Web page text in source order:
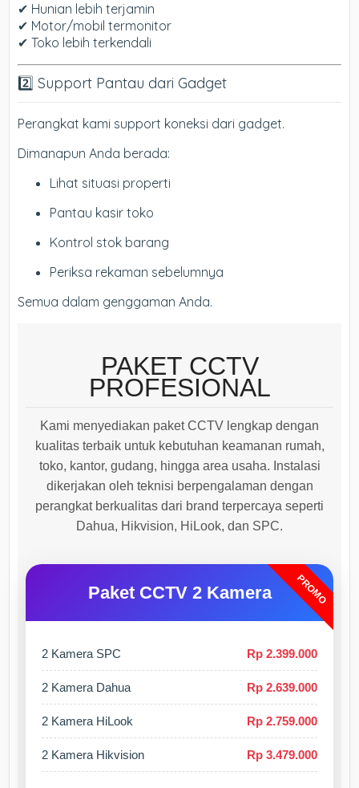
✔ Hunian lebih terjamin
✔ Motor/mobil termonitor
✔ Toko lebih terkendali
2️⃣ Support Pantau dari Gadget
Perangkat kami support koneksi dari gadget.
Dimanapun Anda berada:
Lihat situasi properti
Pantau kasir toko
Kontrol stok barang
Periksa rekaman sebelumnya
Semua dalam genggaman Anda.
PAKET CCTV
PROFESIONAL
Kami menyediakan paket CCTV lengkap dengan
kualitas terbaik untuk kebutuhan keamanan rumah,
toko, kantor, gudang, hingga area usaha. Instalasi
dikerjakan oleh teknisi berpengalaman dengan
perangkat berkualitas dari brand terpercaya seperti
Dahua, Hikvision, HiLook, dan SPC.
PROMO
Paket CCTV 2 Kamera
2 Kamera SPC Rp 2.399.000
2 Kamera Dahua Rp 2.639.000
2 Kamera HiLook Rp 2.759.000
2 Kamera Hikvision Rp 3.479.000